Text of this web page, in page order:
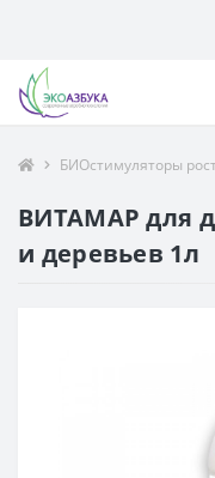
БИОстимуляторы
ВИТАМАР для
и деревьев 1л